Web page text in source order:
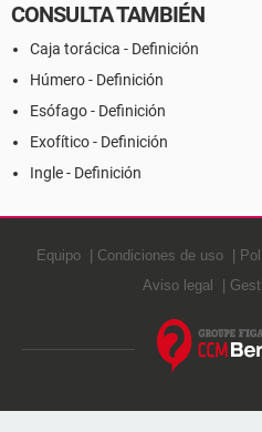
CONSULTA TAMBIÉN
Caja torácica - Definición
Húmero - Definición
Esófago - Definición
Exofítico - Definición
Ingle - Definición
Equipo Condiciones de uso
Aviso legal